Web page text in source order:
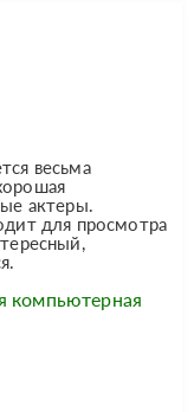
весьма
актеры.
для просмотра
компьютерная